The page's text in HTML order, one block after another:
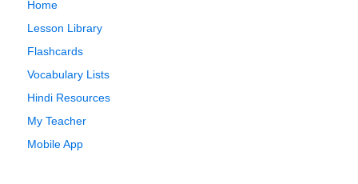
Home
Lesson Library
Flashcards
Vocabulary Lists
Hindi Resources
My Teacher
Mobile App